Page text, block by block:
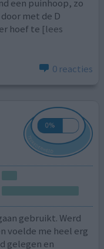
een puinhoop, zo
met de D
hoef te [lees
0 reacties
gebruikt. Werd
voelde me heel erg
gelegen en